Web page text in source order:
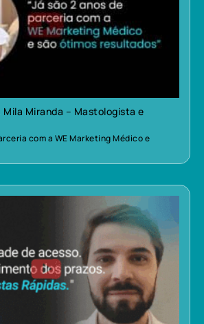
Mila Miranda – Mastologista e
com a WE Marketing Médico e